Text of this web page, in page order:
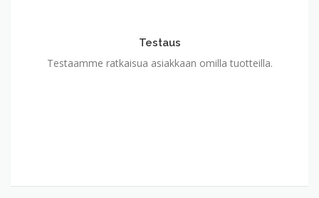
Testaus
Testaamme ratkaisua asiakkaan omilla tuotteilla.